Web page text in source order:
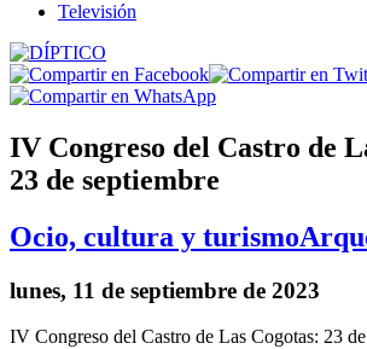
Televisión
IV Congreso del Castro de
23 de septiembre
Ocio, cultura y turismo
lunes, 11 de septiembre de 2023
IV Congreso del Castro de Las Cogotas: 23